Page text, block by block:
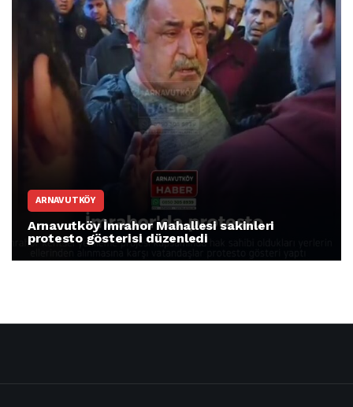
ARNAVUTKÖY
Arnavutköy İmrahor Mahallesi sakinleri
protesto gösterisi düzenledi